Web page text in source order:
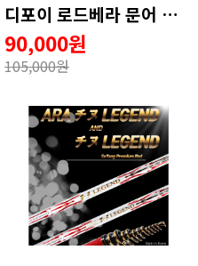
디포이 로드베라 문어 낚시대 문어전용대 선상문어대 문어대 갑오징어대 165MH
90,000원
105,000원